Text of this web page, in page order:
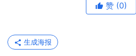
赞 (0)
生成海报